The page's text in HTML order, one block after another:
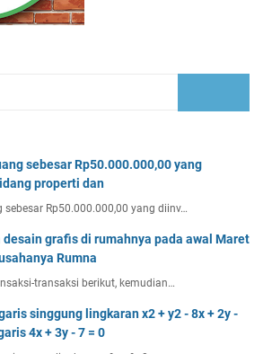
sebesar Rp50.000.000,00 yang
properti dan
Rp50.000.000,00 yang diinv…
desain grafis di rumahnya pada awal Maret
Rumna
transaksi berikut, kemudian…
singgung lingkaran x2 + y2 - 8x + 2y -
4x + 3y - 7 = 0